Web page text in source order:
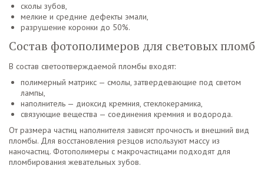
сколы зубов,
мелкие и средние дефекты эмали,
разрушение коронки до 50%.
Состав фотополимеров для световых пломб
В состав светоотверждаемой пломбы входят:
полимерный матрикс — смолы, затвердевающие под светом
лампы,
наполнитель — диоксид кремния, стеклокерамика,
связующие вещества — соединения кремния и водорода.
От размера частиц наполнителя зависят прочность и внешний вид
пломбы. Для восстановления резцов используют массу из
наночастиц. Фотополимеры с макрочастицами подходят для
пломбирования жевательных зубов.